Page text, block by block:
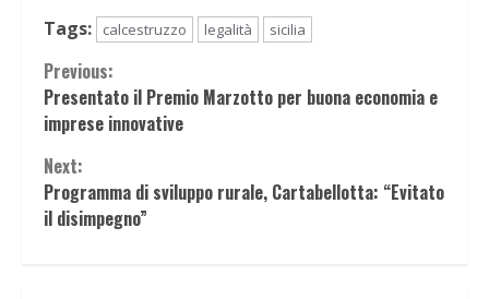
Tags:
calcestruzzo legalità sicilia
Continue
Reading
Previous:
Presentato il Premio Marzotto per buona economia e
imprese innovative
Next:
Programma di sviluppo rurale, Cartabellotta: “Evitato
il disimpegno”